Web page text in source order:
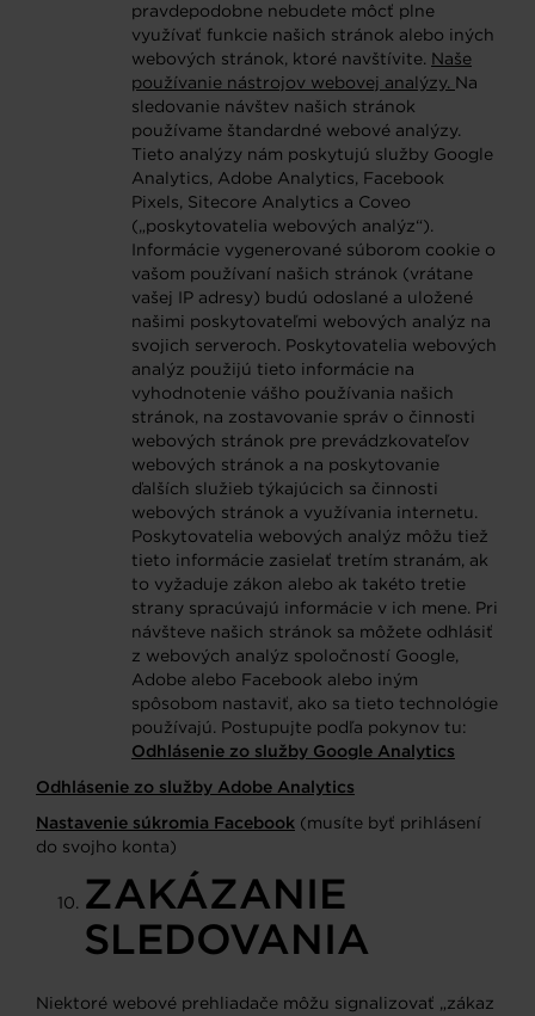
pravdepodobne nebudete môcť plne
využívať funkcie našich stránok alebo iných
webových stránok, ktoré navštívite. Naše
používanie nástrojov webovej analýzy. Na
sledovanie návštev našich stránok
používame štandardné webové analýzy.
Tieto analýzy nám poskytujú služby Google
Analytics, Adobe Analytics, Facebook
Pixels, Sitecore Analytics a Coveo
(„poskytovatelia webových analýz“).
Informácie vygenerované súborom cookie o
vašom používaní našich stránok (vrátane
vašej IP adresy) budú odoslané a uložené
našimi poskytovateľmi webových analýz na
svojich serveroch. Poskytovatelia webových
analýz použijú tieto informácie na
vyhodnotenie vášho používania našich
stránok, na zostavovanie správ o činnosti
webových stránok pre prevádzkovateľov
webových stránok a na poskytovanie
ďalších služieb týkajúcich sa činnosti
webových stránok a využívania internetu.
Poskytovatelia webových analýz môžu tiež
tieto informácie zasielať tretím stranám, ak
to vyžaduje zákon alebo ak takéto tretie
strany spracúvajú informácie v ich mene. Pri
návšteve našich stránok sa môžete odhlásiť
z webových analýz spoločností Google,
Adobe alebo Facebook alebo iným
spôsobom nastaviť, ako sa tieto technológie
používajú. Postupujte podľa pokynov tu:
Odhlásenie zo služby Google Analytics
Odhlásenie zo služby Adobe Analytics
Nastavenie súkromia Facebook (musíte byť prihlásení
do svojho konta)
ZAKÁZANIE
SLEDOVANIA
Niektoré webové prehliadače môžu signalizovať „zákaz